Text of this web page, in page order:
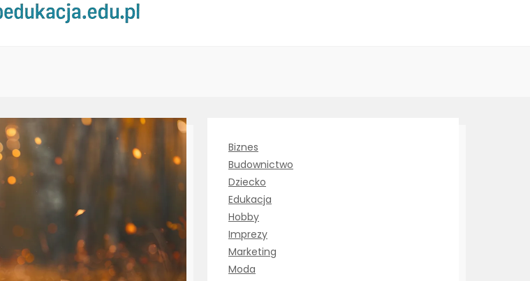
Biznes
Budownictwo
Dziecko
Edukacja
Hobby
Imprezy
Marketing
Moda